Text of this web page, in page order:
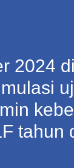
2024
tahun